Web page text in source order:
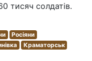
тисяч солдатів.
Росіяни
Краматорськ